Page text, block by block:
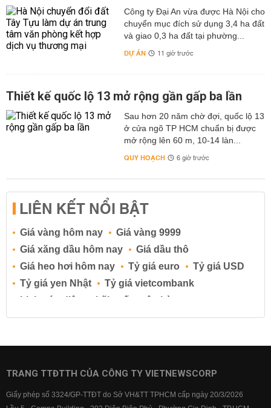
Công ty Đại An vừa được Hà Nội cho
chuyển mục đích sử dụng 3,4 ha đất
và giao 0,3 ha đất tại phường...
DỰ ÁN 11 giờ trước
Thiết kế quốc lộ 13 mở rộng gần gấp ba lần
Sau hơn 20 năm chờ đợi, quốc lộ 13
ở cửa ngõ TP HCM chuẩn bị được
mở rộng lên 60 m, 10-14 làn...
QUY HOẠCH 6 giờ trước
LIÊN KẾT NỔI BẬT
Giá vàng hôm nay
Giá vàng 9999
Giá xăng dầu hôm nay
Giá dầu thô
Giá heo hơi hôm nay
Tỷ giá euro
Tỷ giá USD
Tỷ giá yen Nhật
Tỷ giá vietcombank
Lịch cúp điện
Lãi suất ngân hàng
Lãi suất tiết kiệm
Lãi suất tiền gửi
Lãi suất ngân hàng BIDV
Lãi suất ngân hàng Vietcombank
TRANG TTĐTTH CỦA CÔNG TY VIETNEWSCORP
Giấy phép số 3324/GP-TTĐT do Sở VH&TT TPHCM cấp ngày 20/3/2026